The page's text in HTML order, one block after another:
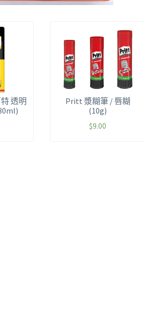
透明
Pritt 漿糊筆 / 唇糊
(10g)
$9.00